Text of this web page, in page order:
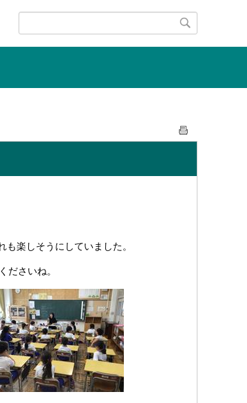
楽しそうにしていました。
ださいね。